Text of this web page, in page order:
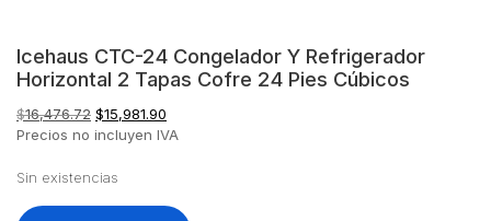
Icehaus CTC-24 Congelador Y Refrigerador
Horizontal 2 Tapas Cofre 24 Pies Cúbicos
$16,476.72 El
precio
era:
$15,981.90
precio
Precios no incluyen IVA
Sin existencias